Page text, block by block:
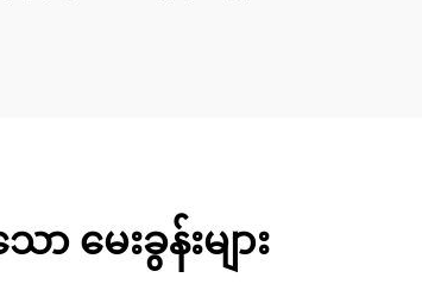
မေးခွန်းများ